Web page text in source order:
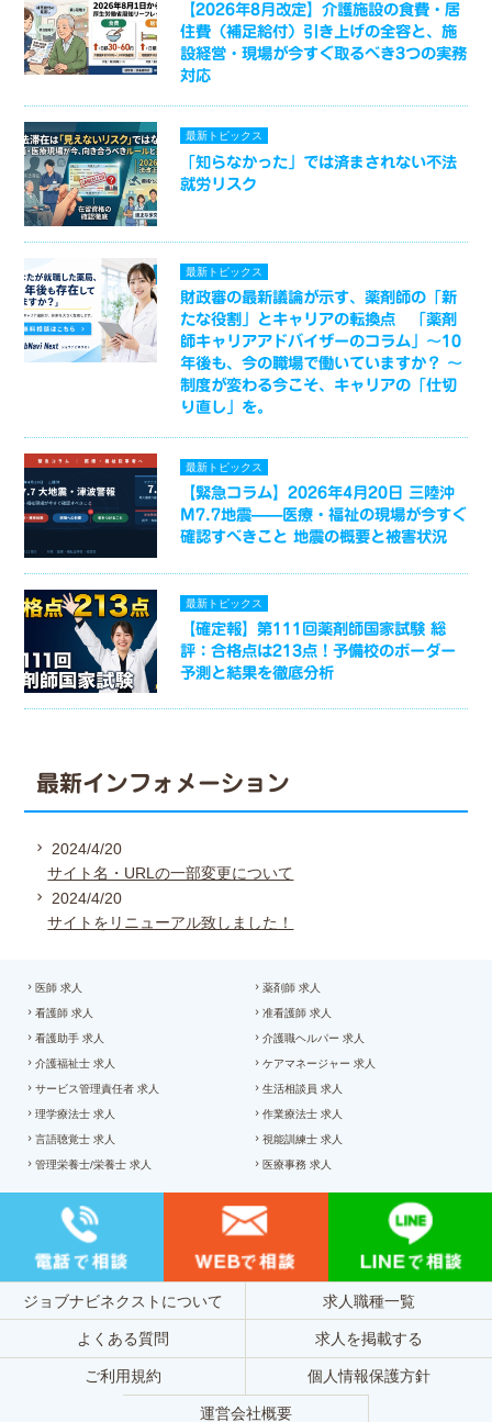
【2026年8月改定】介護施設の食費・居
住費（補足給付）引き上げの全容と、施
設経営・現場が今すぐ取るべき3つの実務
対応
最新トピックス
「知らなかった」では済まされない不法
就労リスク
最新トピックス
財政審の最新議論が示す、薬剤師の「新
たな役割」とキャリアの転換点 「薬剤
師キャリアアドバイザーのコラム」～10
年後も、今の職場で働いていますか？ ～
制度が変わる今こそ、キャリアの「仕切
り直し」を。
最新トピックス
【緊急コラム】2026年4月20日 三陸沖
M7.7地震——医療・福祉の現場が今すぐ
確認すべきこと 地震の概要と被害状況
最新トピックス
【確定報】第111回薬剤師国家試験 総
評：合格点は213点！予備校のボーダー
予測と結果を徹底分析
最新インフォメーション
2024/4/20
サイト名・URLの一部変更について
2024/4/20
サイトをリニューアル致しました！
医師 求人 薬剤師 求人
看護師 求人 准看護師 求人
看護助手 求人 介護職ヘルパー 求人
介護福祉士 求人 ケアマネージャー 求人
サービス管理責任者 求人 生活相談員 求人
理学療法士 求人 作業療法士 求人
言語聴覚士 求人 視能訓練士 求人
管理栄養士/栄養士 求人 医療事務 求人
ジョブナビネクストについて 求人職種一覧
よくある質問 求人を掲載する
ご利用規約 個人情報保護方針
運営会社概要